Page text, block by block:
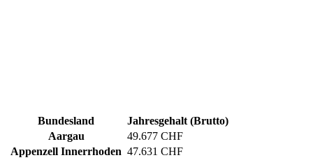
Bundesland
Jahresgehalt (Brutto)
Aargau
49.677 CHF
Appenzell Innerrhoden 47.631 CHF